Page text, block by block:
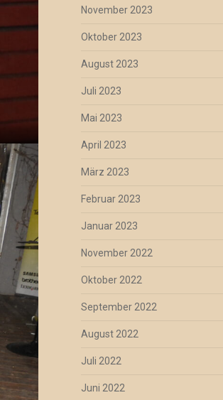
November 2023
Oktober 2023
August 2023
Juli 2023
Mai 2023
April 2023
März 2023
Februar 2023
Januar 2023
November 2022
Oktober 2022
September 2022
August 2022
Juli 2022
Juni 2022